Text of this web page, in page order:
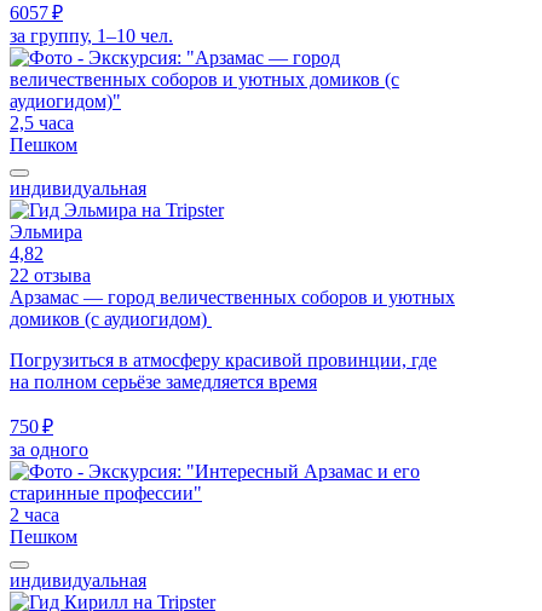
6057 ₽
за группу, 1–10 чел.
2,5 часа
Пешком
индивидуальная
Эльмира
4,82
22 отзыва
Арзамас — город величественных соборов и уютных
домиков (с аудиогидом)
Погрузиться в атмосферу красивой провинции, где
на полном серьёзе замедляется время
750 ₽
за одного
2 часа
Пешком
индивидуальная